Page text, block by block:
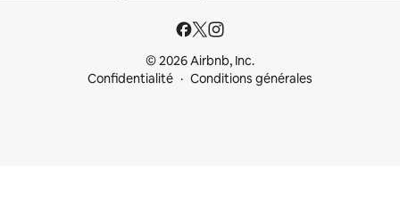
© 2026 Airbnb, Inc.
Confidentialité
Conditions générales